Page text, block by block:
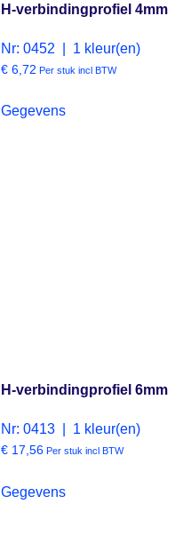
H-verbindingprofiel 4mm
Nr: 0452 | 1 kleur(en)
€ 6,72 Per stuk incl BTW
Gegevens
H-verbindingprofiel 6mm
Nr: 0413 | 1 kleur(en)
€ 17,56 Per stuk incl BTW
Gegevens